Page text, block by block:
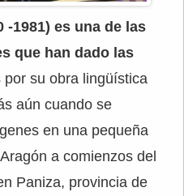
-1981) es una de las
que han dado las
por su obra lingüística
aún cuando se
en una pequeña
a comienzos del
Paniza, provincia de